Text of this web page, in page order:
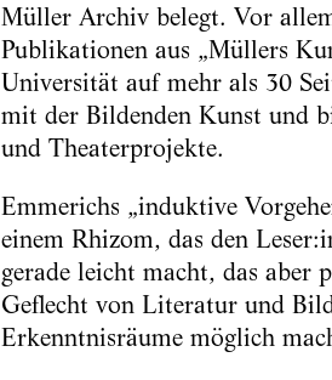
Müller Archiv belegt. Vor
Publikationen aus „Müllers
Universität auf mehr als 30
mit der Bildenden Kunst und
und Theaterprojekte.
Emmerichs „induktive
einem Rhizom, das den
gerade leicht macht, das
Geflecht von Literatur und
Erkenntnisräume möglich